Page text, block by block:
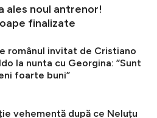
ales noul antrenor!
finalizate
românul invitat de Cristiano
la nunta cu Georgina: ”Sunt
foarte buni”
vehementă după ce Neluțu